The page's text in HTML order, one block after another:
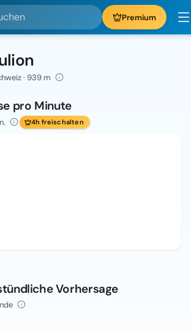
Premium
· 939 m
pro Minute
4h freischalten
Vorhersage